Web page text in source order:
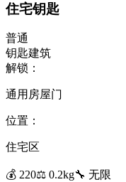
住宅钥匙
普通
钥匙建筑
解锁：
通用房屋门
位置：
住宅区
💰 220⚖️ 0.2kg🔧 无限